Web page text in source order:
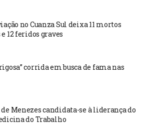
no Cuanza Sul deixa 11 mortos
12 feridos graves
corrida em busca de fama nas
Menezes candidata-se à liderança do
do Trabalho